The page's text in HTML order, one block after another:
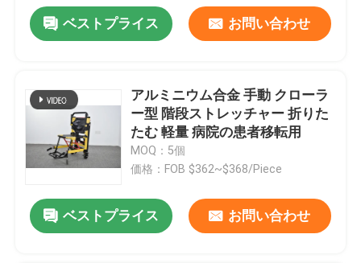
製品
わたしたち に つい て
品質管理
ベストプライス お問い合わせ
アルミニウム合金 手動 クローラ
ー型 階段ストレッチャー 折りた
たむ 軽量 病院の患者移転用
MOQ：5個
価格：FOB $362~$368/Piece
ベストプライス お問い合わせ